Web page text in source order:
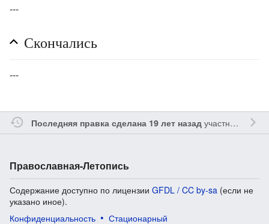
---
Скончались
---
Последняя правка сделана 19 лет назадучастником Gleb
Православная-Летопись
Содержание доступно по лицензии GFDL / CC by-sa (если не
указано иное).
Конфиденциальность
Стационарный